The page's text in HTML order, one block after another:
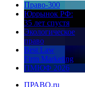
Право-300
Юррынок РФ:
35 лет спустя
Экологическое
право
Best Law
Firm Marketing
ПМЮФ 2026
ПРАВО.ru